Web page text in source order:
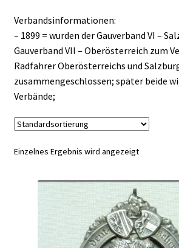
Verbandsinformationen:
– 1899 = wurden der Gauverband VI –
Gauverband VII – Oberösterreich zum
Radfahrer Oberösterreichs und
zusammengeschlossen; später beide
Verbände;
Einzelnes Ergebnis wird angezeigt